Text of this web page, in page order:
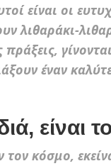
είναι οι
λιθαράκι-
έναν
είναι
τον κόσμο,